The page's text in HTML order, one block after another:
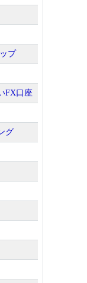
プ
FX口座
グ